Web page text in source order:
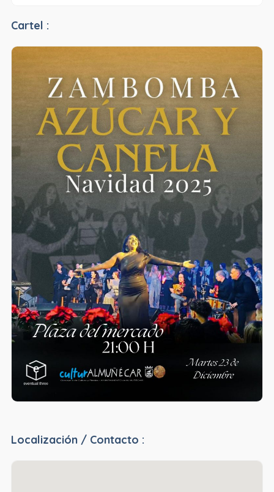
Cartel :
Localización / Contacto :